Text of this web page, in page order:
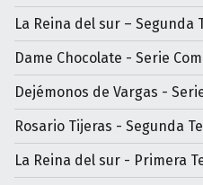
La Reina del sur – Segunda
Dame Chocolate - Serie
Dejémonos de Vargas -
Rosario Tijeras - Segunda
La Reina del sur - Primera